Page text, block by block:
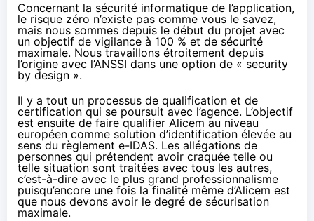
Concernant la sécurité informatique de l’application,
le risque zéro n’existe pas comme vous le savez,
mais nous sommes depuis le début du projet avec
un objectif de vigilance à 100 % et de sécurité
maximale. Nous travaillons étroitement depuis
l’origine avec l’ANSSI dans une option de « security
by design ».
Il y a tout un processus de qualification et de
certification qui se poursuit avec l’agence. L’objectif
est ensuite de faire qualifier Alicem au niveau
européen comme solution d’identification élevée au
sens du règlement e-IDAS. Les allégations de
personnes qui prétendent avoir craquée telle ou
telle situation sont traitées avec tous les autres,
c’est-à-dire avec le plus grand professionnalisme
puisqu’encore une fois la finalité même d’Alicem est
que nous devons avoir le degré de sécurisation
maximale.